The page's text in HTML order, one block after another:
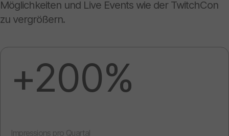
Möglichkeiten und Live Events wie der TwitchCon
zu vergrößern.
+200%
Impressions pro Quartal